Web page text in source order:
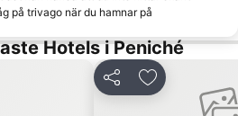
på trivago när du hamnar på
Hotels i Peniché
Dela Lägg till i